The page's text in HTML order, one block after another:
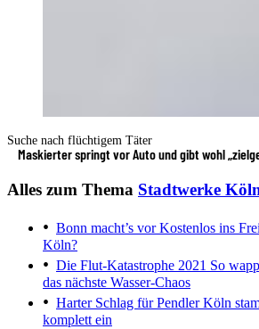
Suche nach flüchtigem Täter
Maskierter springt vor Auto und gibt wohl
Alles zum Thema Stadtwerke
Bonn macht’s vorKostenlos ins
Köln?
Die Flut-Katastrophe 2021 So
das nächste Wasser-Chaos
Harter Schlag für PendlerKöln
komplett ein